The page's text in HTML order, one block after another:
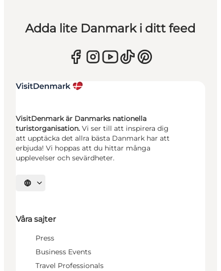
Adda lite Danmark i ditt feed
VisitDenmark är Danmarks nationella
turistorganisation. Vi ser till att inspirera dig
att upptäcka det allra bästa Danmark har att
erbjuda! Vi hoppas att du hittar många
upplevelser och sevärdheter.
Välj språk
Våra sajter
Press
Business Events
Travel Professionals